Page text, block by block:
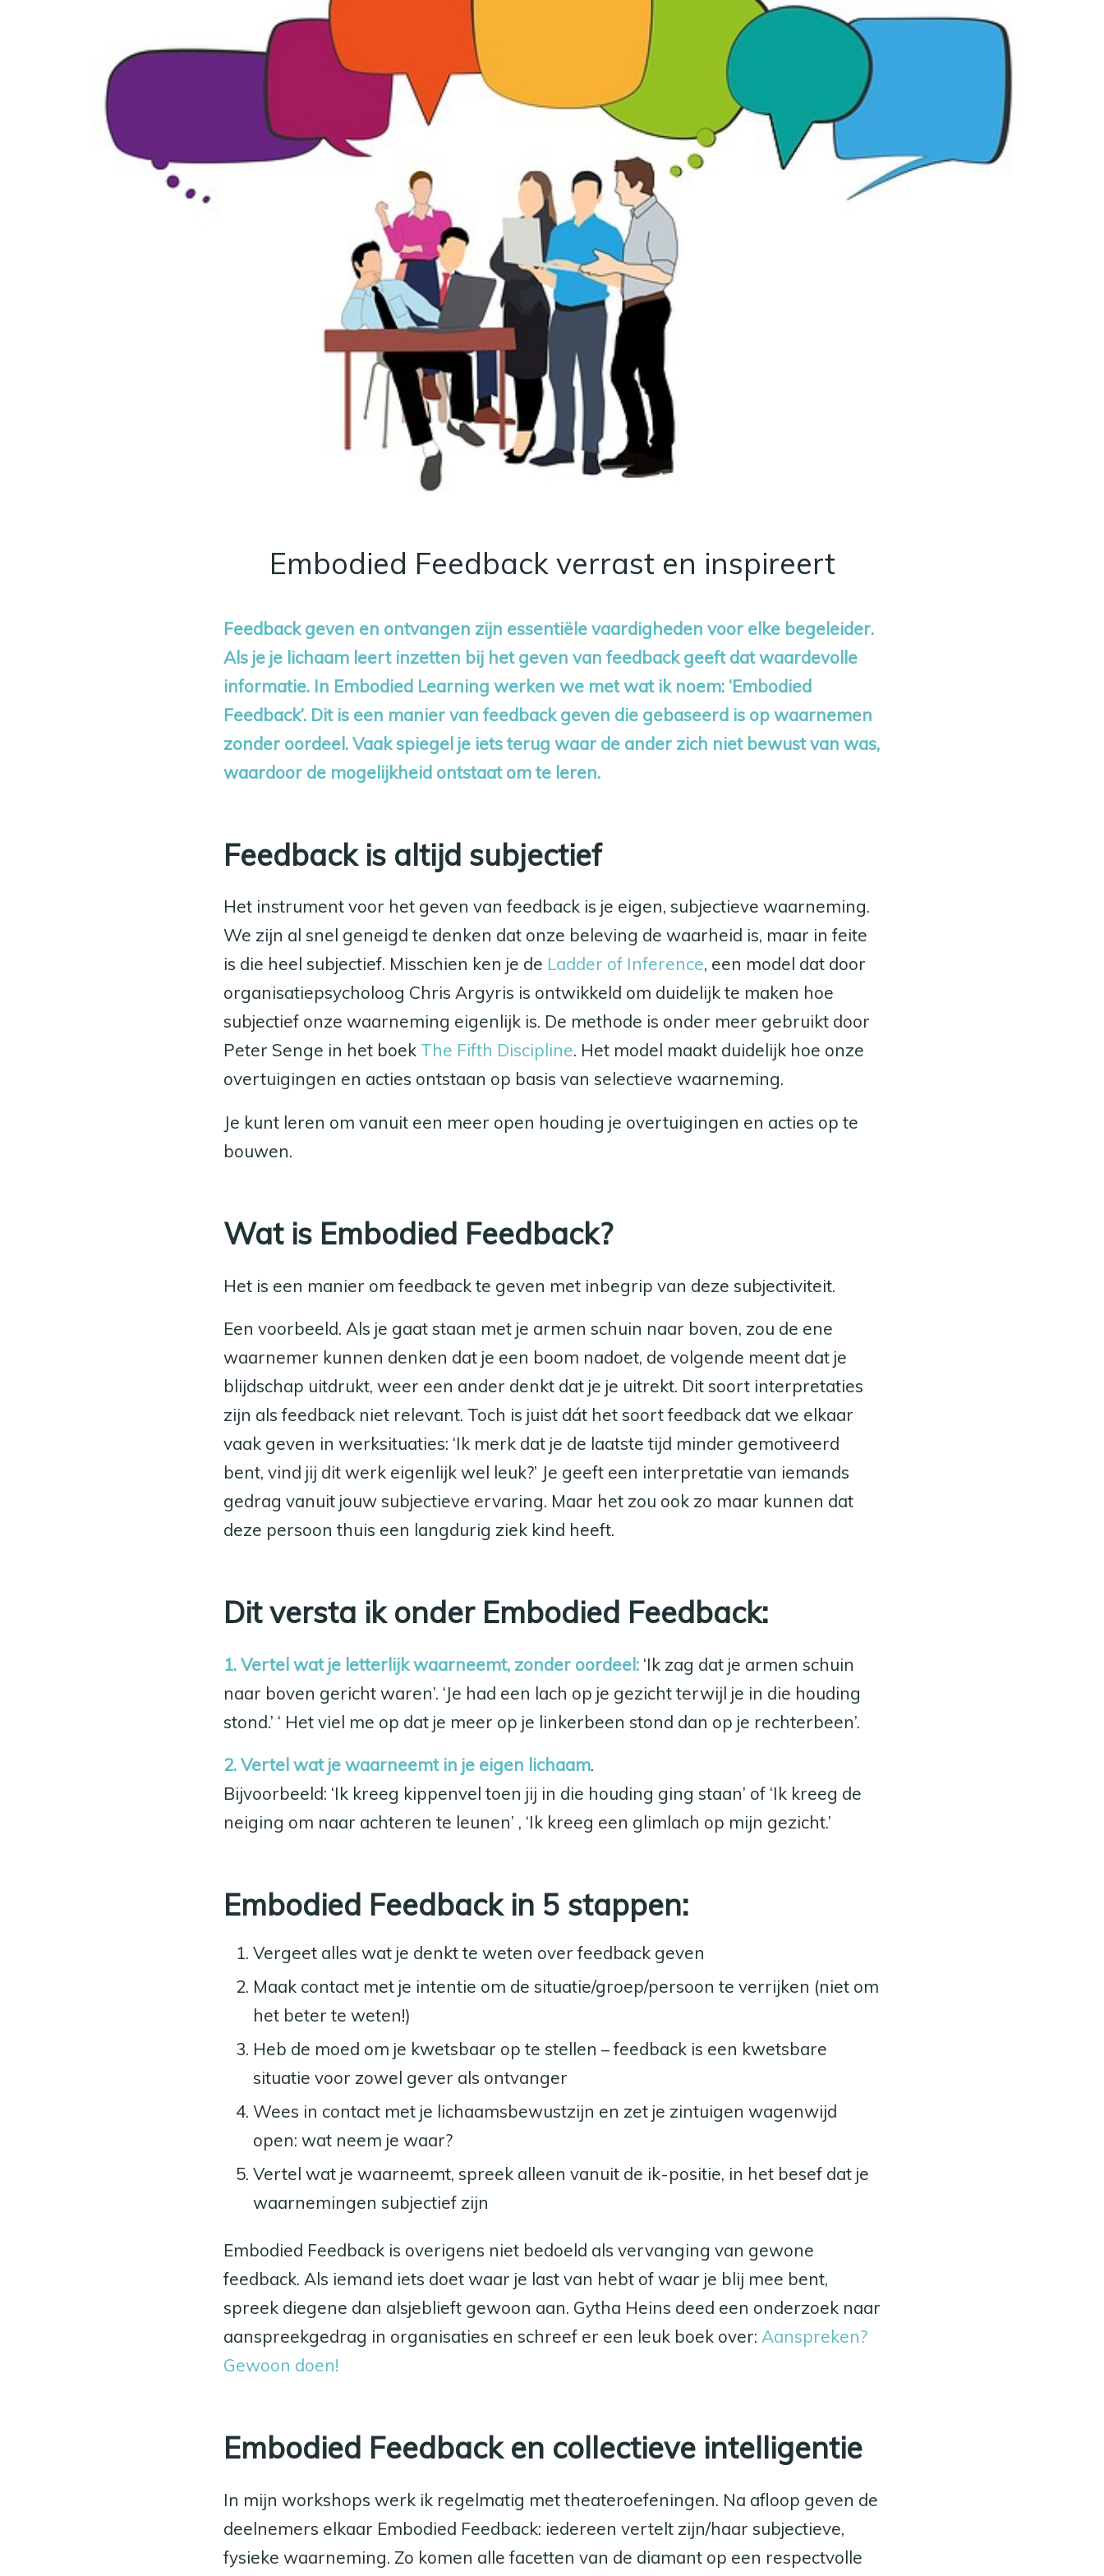
Embodied Feedback verrast en inspireert
Feedback geven en ontvangen zijn essentiële vaardigheden voor elke begeleider.
Als je je lichaam leert inzetten bij het geven van feedback geeft dat waardevolle
informatie. In Embodied Learning werken we met wat ik noem: ‘Embodied
Feedback’. Dit is een manier van feedback geven die gebaseerd is op waarnemen
zonder oordeel. Vaak spiegel je iets terug waar de ander zich niet bewust van was,
waardoor de mogelijkheid ontstaat om te leren.
Feedback is altijd subjectief
Het instrument voor het geven van feedback is je eigen, subjectieve waarneming.
We zijn al snel geneigd te denken dat onze beleving de waarheid is, maar in feite
is die heel subjectief. Misschien ken je de Ladder of Inference, een model dat door
organisatiepsycholoog Chris Argyris is ontwikkeld om duidelijk te maken hoe
subjectief onze waarneming eigenlijk is. De methode is onder meer gebruikt door
Peter Senge in het boek The Fifth Discipline. Het model maakt duidelijk hoe onze
overtuigingen en acties ontstaan op basis van selectieve waarneming.
Je kunt leren om vanuit een meer open houding je overtuigingen en acties op te
bouwen.
Wat is Embodied Feedback?
Het is een manier om feedback te geven met inbegrip van deze subjectiviteit.
Een voorbeeld. Als je gaat staan met je armen schuin naar boven, zou de ene
waarnemer kunnen denken dat je een boom nadoet, de volgende meent dat je
blijdschap uitdrukt, weer een ander denkt dat je je uitrekt. Dit soort interpretaties
zijn als feedback niet relevant. Toch is juist dát het soort feedback dat we elkaar
vaak geven in werksituaties: ‘Ik merk dat je de laatste tijd minder gemotiveerd
bent, vind jij dit werk eigenlijk wel leuk?’ Je geeft een interpretatie van iemands
gedrag vanuit jouw subjectieve ervaring. Maar het zou ook zo maar kunnen dat
deze persoon thuis een langdurig ziek kind heeft.
Dit versta ik onder Embodied Feedback:
1. Vertel wat je letterlijk waarneemt, zonder oordeel: ‘Ik zag dat je armen schuin
naar boven gericht waren’. ‘Je had een lach op je gezicht terwijl je in die houding
stond.’ ‘ Het viel me op dat je meer op je linkerbeen stond dan op je rechterbeen’.
2. Vertel wat je waarneemt in je eigen lichaam.
Bijvoorbeeld: ‘Ik kreeg kippenvel toen jij in die houding ging staan’ of ‘Ik kreeg de
neiging om naar achteren te leunen’ , ‘Ik kreeg een glimlach op mijn gezicht.’
Embodied Feedback in 5 stappen:
Vergeet alles wat je denkt te weten over feedback geven
Maak contact met je intentie om de situatie/groep/persoon te verrijken (niet om
het beter te weten!)
Heb de moed om je kwetsbaar op te stellen – feedback is een kwetsbare
situatie voor zowel gever als ontvanger
Wees in contact met je lichaamsbewustzijn en zet je zintuigen wagenwijd
open: wat neem je waar?
Vertel wat je waarneemt, spreek alleen vanuit de ik-positie, in het besef dat je
waarnemingen subjectief zijn
Embodied Feedback is overigens niet bedoeld als vervanging van gewone
feedback. Als iemand iets doet waar je last van hebt of waar je blij mee bent,
spreek diegene dan alsjeblieft gewoon aan. Gytha Heins deed een onderzoek naar
aanspreekgedrag in organisaties en schreef er een leuk boek over: Aanspreken?
Gewoon doen!
Embodied Feedback en collectieve intelligentie
In mijn workshops werk ik regelmatig met theateroefeningen. Na afloop geven de
deelnemers elkaar Embodied Feedback: iedereen vertelt zijn/haar subjectieve,
fysieke waarneming. Zo komen alle facetten van de diamant op een respectvolle